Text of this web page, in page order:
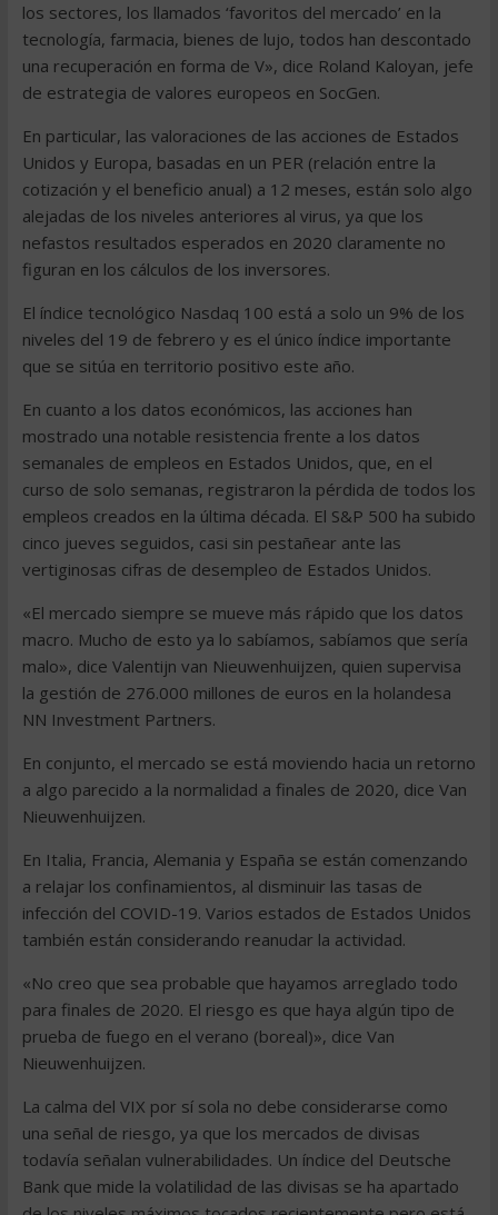
los sectores, los llamados ‘favoritos del mercado’ en la
tecnología, farmacia, bienes de lujo, todos han descontado
una recuperación en forma de V», dice Roland Kaloyan, jefe
de estrategia de valores europeos en SocGen.
En particular, las valoraciones de las acciones de Estados
Unidos y Europa, basadas en un PER (relación entre la
cotización y el beneficio anual) a 12 meses, están solo algo
alejadas de los niveles anteriores al virus, ya que los
nefastos resultados esperados en 2020 claramente no
figuran en los cálculos de los inversores.
El índice tecnológico Nasdaq 100 está a solo un 9% de los
niveles del 19 de febrero y es el único índice importante
que se sitúa en territorio positivo este año.
En cuanto a los datos económicos, las acciones han
mostrado una notable resistencia frente a los datos
semanales de empleos en Estados Unidos, que, en el
curso de solo semanas, registraron la pérdida de todos los
empleos creados en la última década. El S&P 500 ha subido
cinco jueves seguidos, casi sin pestañear ante las
vertiginosas cifras de desempleo de Estados Unidos.
«El mercado siempre se mueve más rápido que los datos
macro. Mucho de esto ya lo sabíamos, sabíamos que sería
malo», dice Valentijn van Nieuwenhuijzen, quien supervisa
la gestión de 276.000 millones de euros en la holandesa
NN Investment Partners.
En conjunto, el mercado se está moviendo hacia un retorno
a algo parecido a la normalidad a finales de 2020, dice Van
Nieuwenhuijzen.
En Italia, Francia, Alemania y España se están comenzando
a relajar los confinamientos, al disminuir las tasas de
infección del COVID-19. Varios estados de Estados Unidos
también están considerando reanudar la actividad.
«No creo que sea probable que hayamos arreglado todo
para finales de 2020. El riesgo es que haya algún tipo de
prueba de fuego en el verano (boreal)», dice Van
Nieuwenhuijzen.
La calma del VIX por sí sola no debe considerarse como
una señal de riesgo, ya que los mercados de divisas
todavía señalan vulnerabilidades. Un índice del Deutsche
Bank que mide la volatilidad de las divisas se ha apartado